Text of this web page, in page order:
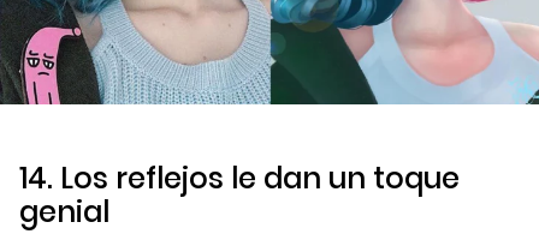
14. Los reflejos le dan un toque
genial